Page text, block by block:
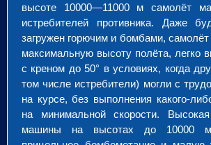
высоте 10000—11000 м самолёт
истребителей противника. Даже
загружен горючим и бомбами,
максимальную высоту полёта, легко
с креном до 50° в условиях, когда
том числе истребители) могли с
на курсе, без выполнения какого-
на минимальной скорости. Высокая
машины на высотах до 10000 м